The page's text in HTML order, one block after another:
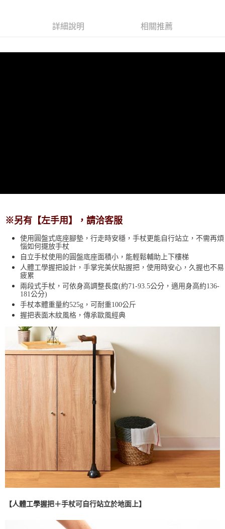
詳細說明 相關推薦
※另有【左手用】，請洽客服
使用圓盤式底座腳墊，行走時安穩，手杖更能自行站立，不需再煩
惱如何擺放手杖
自立手杖使用的圓盤底座面積小，能輕鬆輔助上下樓梯
人體工學握把設計，手掌完美伏貼握把，使用時安心，久握也不易
疲累
兩段式手杖，可依身高調整長度(約71-93.5公分，適用身高約136-
181公分)
手杖本體重量約525g，可耐重100公斤
握把表面木紋風格，傳承歐風經典
【人體工學握把＋手杖可自行站立於地面上】